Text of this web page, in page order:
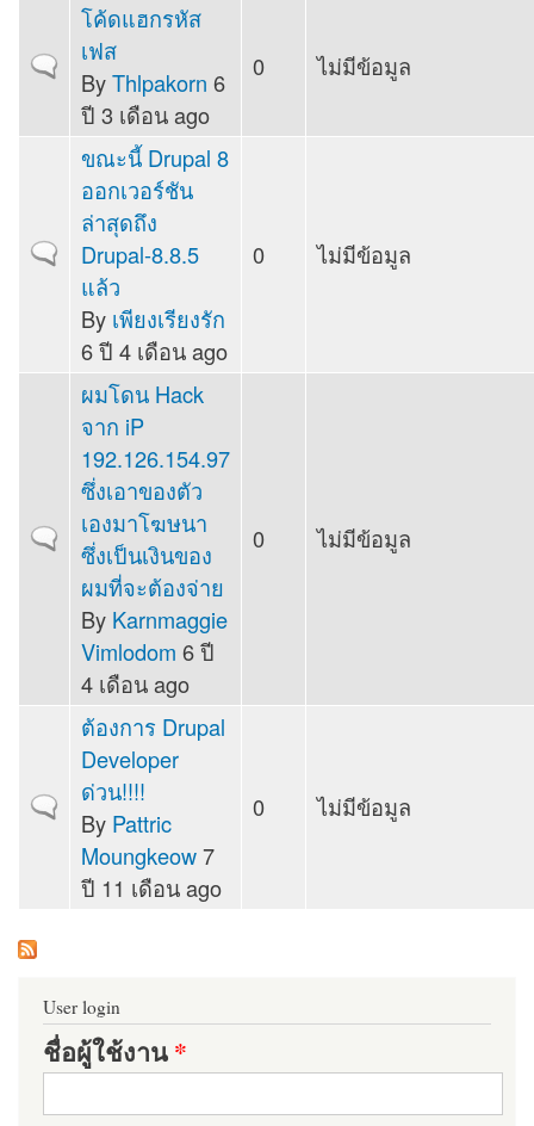
Normal topic
โค้ดแฮกรหัส
เฟส
ByThlpakorn 6
ปี 3 เดือน ago
0 ไม่มีข้อมูล
Normal topic
ขณะนี้ Drupal 8
ออกเวอร์ชัน
ล่าสุดถึง
Drupal-8.8.5
แล้ว
By เพียงเรียงรัก
6 ปี 4 เดือน ago
0 ไม่มีข้อมูล
Normal topic
ผมโดน Hack
จาก iP
192.126.154.97
ซึ่งเอาของตัว
เองมาโฆษนา
ซึ่งเป็นเงินของ
ผมที่จะต้องจ่าย
By Karnmaggie
Vimlodom 6 ปี
4 เดือน ago
0 ไม่มีข้อมูล
Normal topic
ต้องการ Drupal
Developer
ด่วน!!!!
By Pattric
Moungkeow7
ปี 11 เดือน ago
0 ไม่มีข้อมูล
User login
ชื่อผู้ใช้งาน*